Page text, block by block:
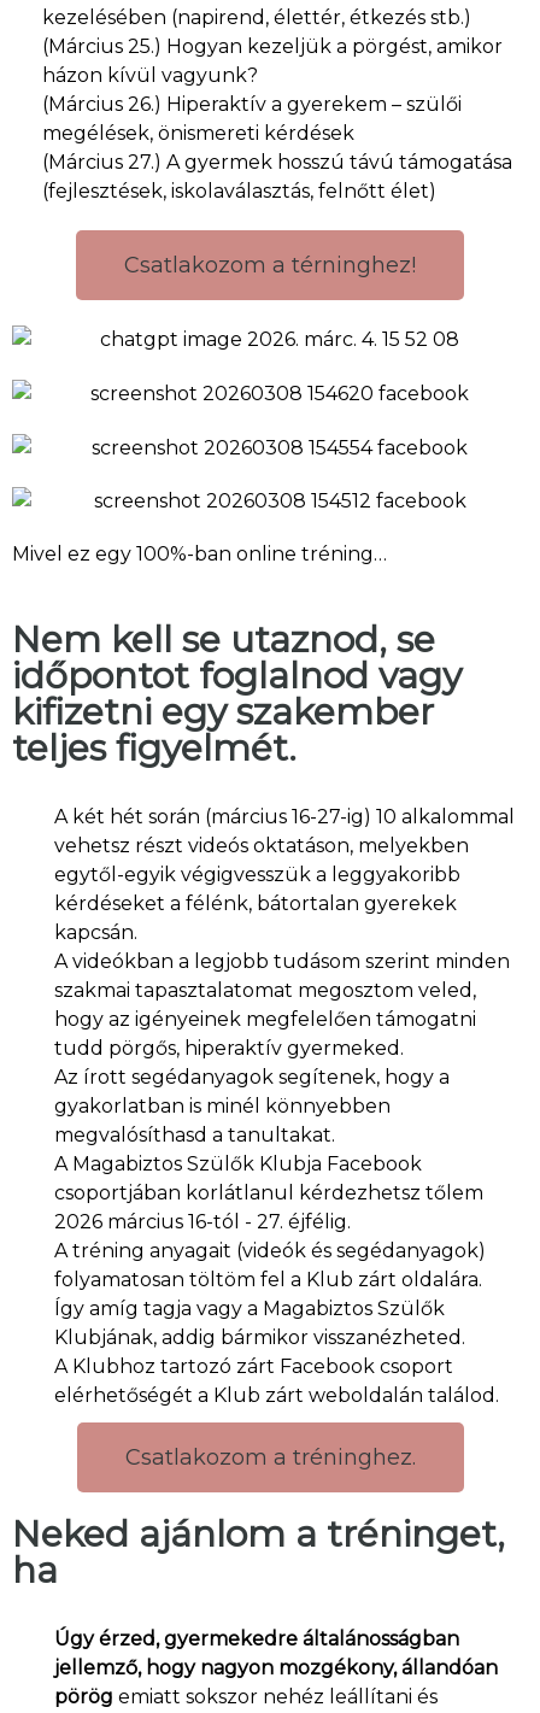
kezelésében (napirend, élettér, étkezés stb.)
(Március 25.) Hogyan kezeljük a pörgést, amikor
házon kívül vagyunk?
(Március 26.) Hiperaktív a gyerekem – szülői
megélések, önismereti kérdések
(Március 27.) A gyermek hosszú távú támogatása
(fejlesztések, iskolaválasztás, felnőtt élet)
Csatlakozom a térninghez!
Mivel ez egy 100%-ban online tréning…
Nem kell se utaznod, se
időpontot foglalnod vagy
kifizetni egy szakember
teljes figyelmét.
A két hét során (március 16-27-ig) 10 alkalommal
vehetsz részt videós oktatáson, melyekben
egytől-egyik végigvesszük a leggyakoribb
kérdéseket a félénk, bátortalan gyerekek
kapcsán.
A videókban a legjobb tudásom szerint minden
szakmai tapasztalatomat megosztom veled,
hogy az igényeinek megfelelően támogatni
tudd pörgős, hiperaktív gyermeked.
Az írott segédanyagok segítenek, hogy a
gyakorlatban is minél könnyebben
megvalósíthasd a tanultakat.
A Magabiztos Szülők Klubja Facebook
csoportjában korlátlanul kérdezhetsz tőlem
2026 március 16-tól - 27. éjfélig.
A tréning anyagait (videók és segédanyagok)
folyamatosan töltöm fel a Klub zárt oldalára.
Így amíg tagja vagy a Magabiztos Szülők
Klubjának, addig bármikor visszanézheted.
A Klubhoz tartozó zárt Facebook csoport
elérhetőségét a Klub zárt weboldalán találod.
Csatlakozom a tréninghez.
Neked ajánlom a tréninget,
ha
Úgy érzed, gyermekedre általánosságban
jellemző, hogy nagyon mozgékony, állandóan
pörög emiatt sokszor nehéz leállítani és